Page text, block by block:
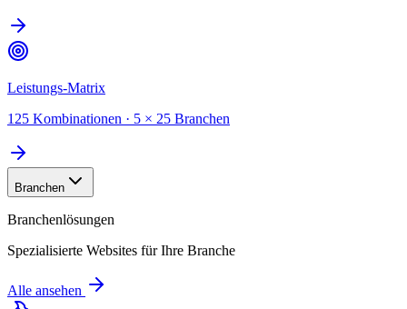
Leistungs-Matrix
125 Kombinationen · 5 × 25 Branchen
Branchen
Branchenlösungen
Spezialisierte Websites für Ihre Branche
Alle ansehen